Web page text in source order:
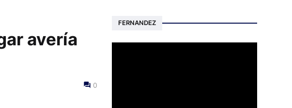
avería
0
FERNANDEZ